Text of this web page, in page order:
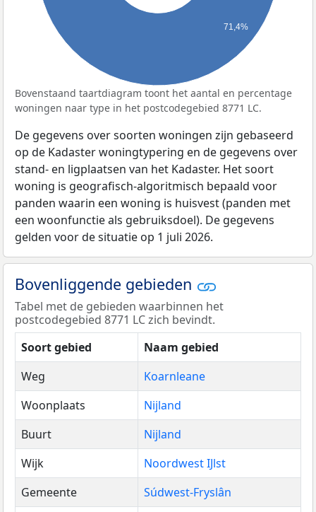
71,4%
Bovenstaand taartdiagram toont het aantal en percentage
woningen naar type in het postcodegebied 8771 LC.
De gegevens over soorten woningen zijn gebaseerd
op de Kadaster woningtypering en de gegevens over
stand- en ligplaatsen van het Kadaster. Het soort
woning is geografisch-algoritmisch bepaald voor
panden waarin een woning is huisvest (panden met
een woonfunctie als gebruiksdoel). De gegevens
gelden voor de situatie op 1 juli 2026.
Bovenliggende gebieden
Tabel met de gebieden waarbinnen het
postcodegebied 8771 LC zich bevindt.
Soort gebied
Naam gebied
Weg
Koarnleane
Woonplaats
Nijland
Buurt
Nijland
Wijk
Noordwest IJlst
Gemeente
Súdwest-Fryslân